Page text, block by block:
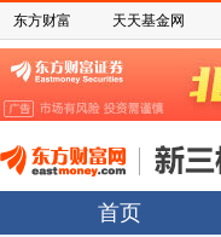
东方财富 天天基金网
首页